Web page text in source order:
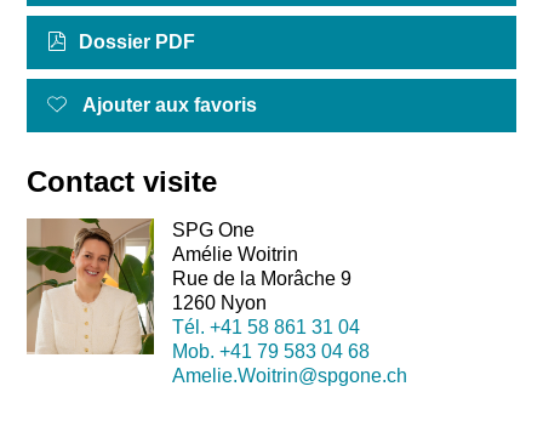
Dossier PDF
Ajouter aux favoris
Contact visite
SPG One
Amélie Woitrin
Rue de la Morâche 9
1260 Nyon
Tél. +41 58 861 31 04
Mob. +41 79 583 04 68
Amelie.Woitrin@spgone.ch